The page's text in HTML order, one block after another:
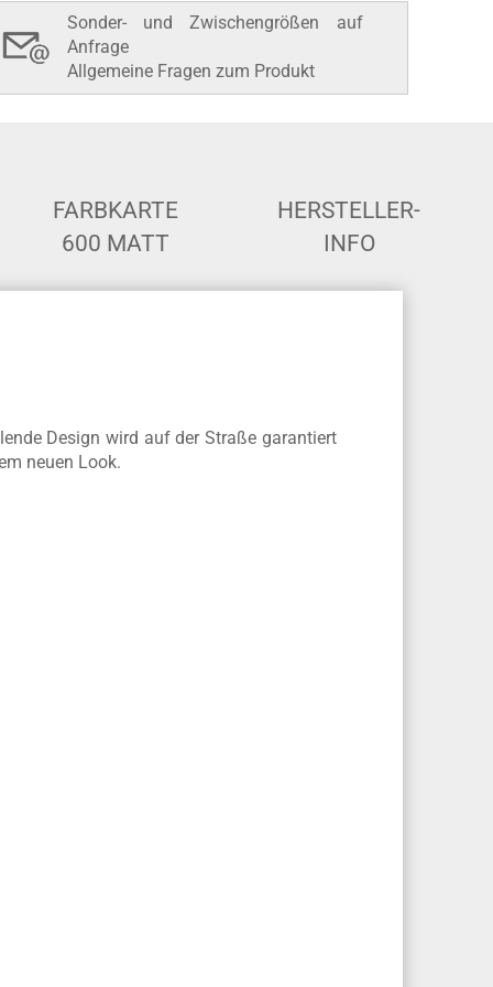
Sonder- und Zwischengrößen auf
Anfrage
Allgemeine Fragen zum Produkt
FARBKARTE
600 MATT
HERSTELLER-
INFO
Design wird auf der Straße garantiert
neuen Look.